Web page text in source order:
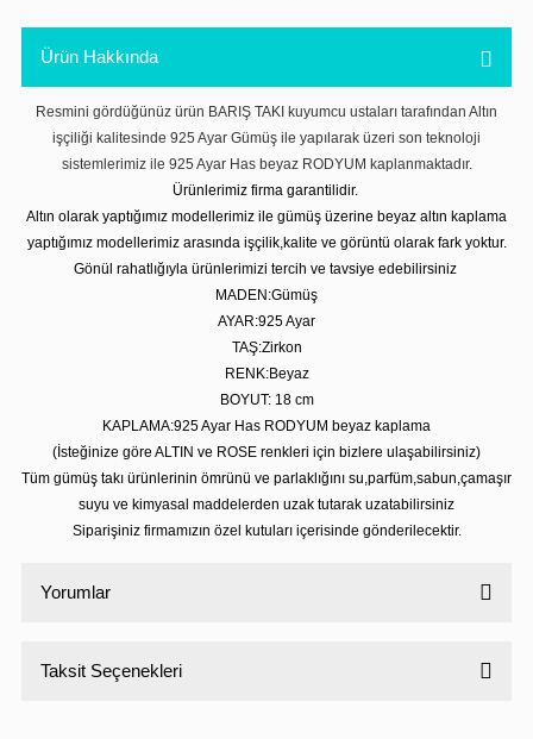
Ürün Hakkında
Resmini gördüğünüz ürün BARIŞ TAKI kuyumcu ustaları tarafından Altın
işçiliği kalitesinde 925 Ayar Gümüş ile yapılarak üzeri son teknoloji
sistemlerimiz ile 925 Ayar Has beyaz RODYUM kaplanmaktadır.
Ürünlerimiz firma garantilidir.
Altın olarak yaptığımız modellerimiz ile gümüş üzerine beyaz altın kaplama
yaptığımız modellerimiz arasında işçilik,kalite ve görüntü olarak fark yoktur.
Gönül rahatlığıyla ürünlerimizi tercih ve tavsiye edebilirsiniz
MADEN:Gümüş
AYAR:925 Ayar
TAŞ:Zirkon
RENK:Beyaz
BOYUT: 18 cm
KAPLAMA:925 Ayar Has RODYUM beyaz kaplama
(İsteğinize göre ALTIN ve ROSE renkleri için bizlere ulaşabilirsiniz)
Tüm gümüş takı ürünlerinin ömrünü ve parlaklığını su,parfüm,sabun,çamaşır
suyu ve kimyasal maddelerden uzak tutarak uzatabilirsiniz
Siparişiniz firmamızın özel kutuları içerisinde gönderilecektir.
Yorumlar
Taksit Seçenekleri